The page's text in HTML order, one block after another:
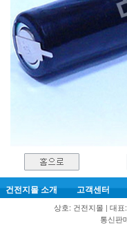
건전지몰 소개 고객센터
상호: 건전지몰 | 대
통신판